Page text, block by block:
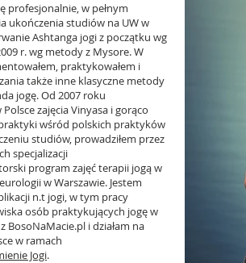
profesjonalnie, w pełnym
ukończenia studiów na UW w
Ashtanga jogi z początku wg
r. wg metody z Mysore. W
praktykowałem i
także inne klasyczne metody
jogę. Od 2007 roku
zajęcia Vinyasa i gorąco
wśród polskich praktyków
studiów, prowadziłem przez
specjalizacji
program zajęć terapii jogą w
w Warszawie. Jestem
n.t jogi, w tym pracy
osób praktykujących jogę w
BosoNaMacie.pl i działam na
w ramach
Jogi.